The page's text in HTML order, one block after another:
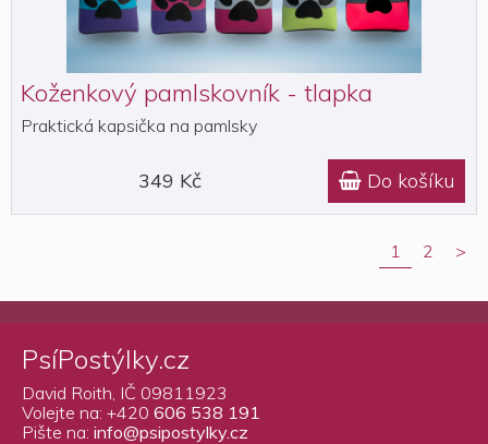
Koženkový pamlskovník - tlapka
Praktická kapsička na pamlsky
349 Kč  Do košíku
1 2 >
PsíPostýlky.cz
David Roith, IČ 09811923
Volejte na: +420 606 538 191
Pište na: info@psipostylky.cz